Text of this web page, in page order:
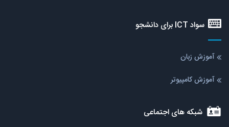
سواد ICT برای دانشجو
آموزش زبان
آموزش کامپیوتر
شبکه های اجتماعی